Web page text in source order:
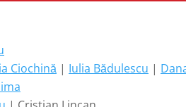
Ciochină | Iulia Bădulescu |